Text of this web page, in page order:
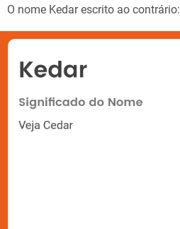
O nome Kedar escrito ao contrário: